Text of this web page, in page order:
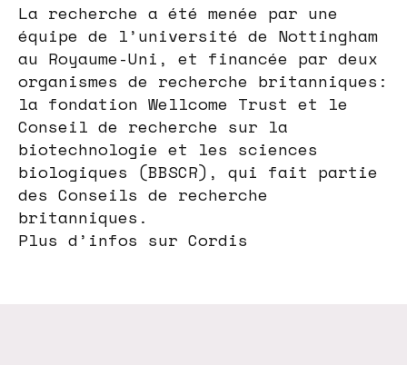
La recherche a été menée par une
équipe de l’université de Nottingham
au Royaume-Uni, et financée par deux
organismes de recherche britanniques:
la fondation Wellcome Trust et le
Conseil de recherche sur la
biotechnologie et les sciences
biologiques (BBSCR), qui fait partie
des Conseils de recherche
britanniques.
Plus d’infos sur Cordis